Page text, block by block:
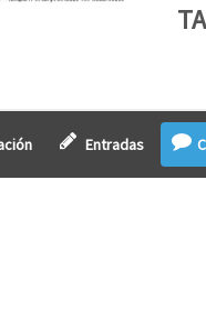
Entradas